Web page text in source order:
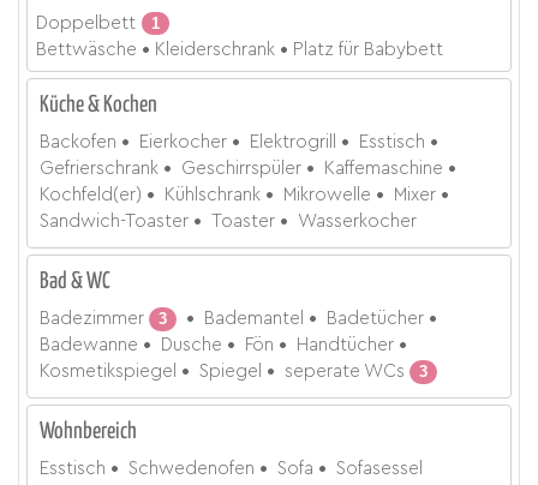
Doppelbett
1
Bettwäsche
Kleiderschrank Platz für Babybett
Küche & Kochen
Backofen Eierkocher Elektrogrill
Esstisch
Gefrierschrank
Geschirrspüler
Kaffemaschine
Kochfeld(er)
Kühlschrank Mikrowelle
Mixer
Sandwich-Toaster
Toaster Wasserkocher
Bad & WC
Badezimmer 3 Bademantel
Badetücher
Badewanne
Dusche Fön
Handtücher
Kosmetikspiegel
Spiegel seperate WCs 3
Wohnbereich
Esstisch Schwedenofen Sofa Sofasessel